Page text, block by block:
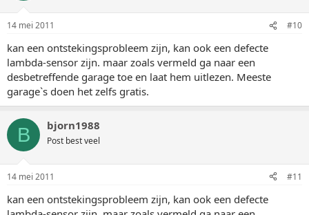
14 mei 2011 #10
kan een ontstekingsprobleem zijn, kan ook een defecte
lambda-sensor zijn. maar zoals vermeld ga naar een
desbetreffende garage toe en laat hem uitlezen. Meeste
garage`s doen het zelfs gratis.
B bjorn1988
Post best veel
14 mei 2011 #11
kan een ontstekingsprobleem zijn, kan ook een defecte